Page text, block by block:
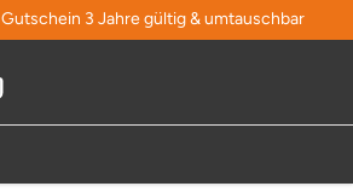
Gutschein 3 Jahre gültig & umtauschbar